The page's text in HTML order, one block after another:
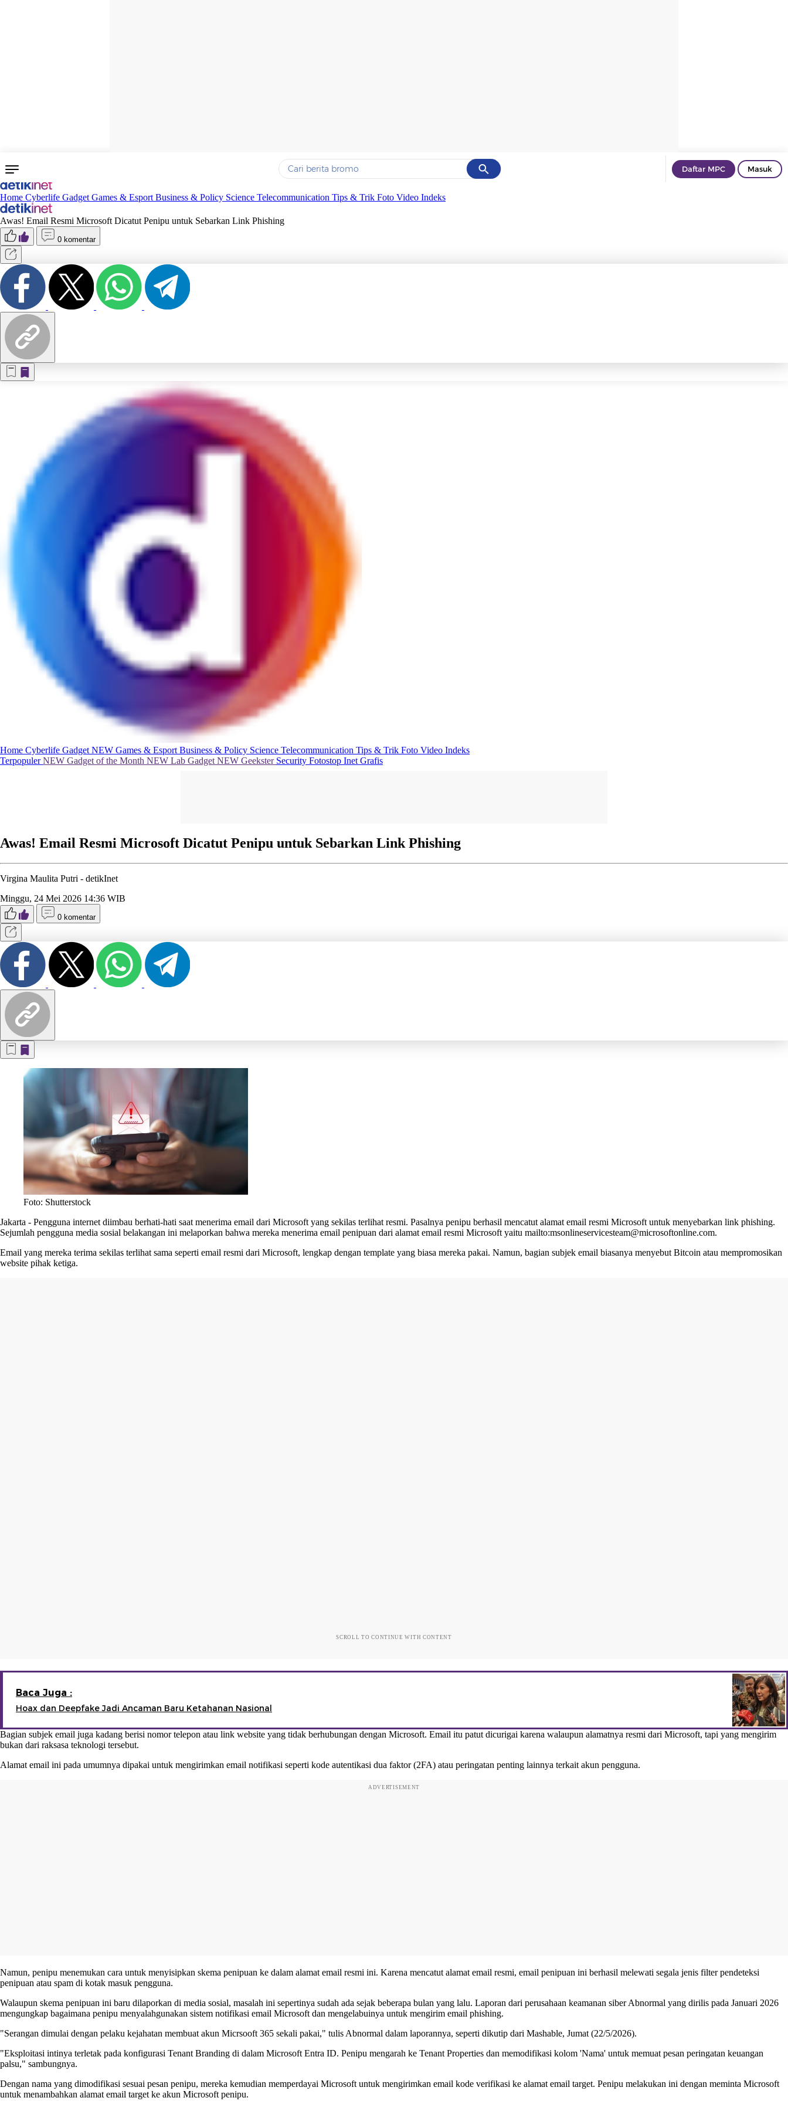
Cancel
Yang sedang ramai dicari
Terakhir yang dicari
Daftar MPC Masuk
Home Cyberlife Gadget Games & Esport Business & Policy Science Telecommunication Tips & Trik Foto Video Indeks
Awas! Email Resmi Microsoft Dicatut Penipu untuk Sebarkan Link Phishing
0 komentar
Home Cyberlife Gadget NEW Games & Esport Business & Policy Science Telecommunication Tips & Trik Foto Video Indeks
TerpopulerNEW Gadget of the Month NEW Lab Gadget NEW Geekster Security Fotostop Inet Grafis
Awas! Email Resmi Microsoft Dicatut Penipu untuk Sebarkan Link Phishing
Virgina Maulita Putri - detikInet
Minggu, 24 Mei 2026 14:36 WIB
0 komentar
Foto: Shutterstock
Jakarta - Pengguna internet diimbau berhati-hati saat menerima email dari Microsoft yang sekilas terlihat resmi. Pasalnya penipu berhasil mencatut alamat email resmi Microsoft untuk menyebarkan link phishing.
Sejumlah pengguna media sosial belakangan ini melaporkan bahwa mereka menerima email penipuan dari alamat email resmi Microsoft yaitu mailto:msonlineservicesteam@microsoftonline.com.
Email yang mereka terima sekilas terlihat sama seperti email resmi dari Microsoft, lengkap dengan template yang biasa mereka pakai. Namun, bagian subjek email biasanya menyebut Bitcoin atau mempromosikan
website pihak ketiga.
SCROLL TO CONTINUE WITH CONTENT
Baca Juga :
Hoax dan Deepfake Jadi Ancaman Baru Ketahanan Nasional
Bagian subjek email juga kadang berisi nomor telepon atau link website yang tidak berhubungan dengan Microsoft. Email itu patut dicurigai karena walaupun alamatnya resmi dari Microsoft, tapi yang mengirim
bukan dari raksasa teknologi tersebut.
Alamat email ini pada umumnya dipakai untuk mengirimkan email notifikasi seperti kode autentikasi dua faktor (2FA) atau peringatan penting lainnya terkait akun pengguna.
ADVERTISEMENT
Namun, penipu menemukan cara untuk menyisipkan skema penipuan ke dalam alamat email resmi ini. Karena mencatut alamat email resmi, email penipuan ini berhasil melewati segala jenis filter pendeteksi
penipuan atau spam di kotak masuk pengguna.
Walaupun skema penipuan ini baru dilaporkan di media sosial, masalah ini sepertinya sudah ada sejak beberapa bulan yang lalu. Laporan dari perusahaan keamanan siber Abnormal yang dirilis pada Januari 2026
mengungkap bagaimana penipu menyalahgunakan sistem notifikasi email Microsoft dan mengelabuinya untuk mengirim email phishing.
"Serangan dimulai dengan pelaku kejahatan membuat akun Micrsooft 365 sekali pakai," tulis Abnormal dalam laporannya, seperti dikutip dari Mashable, Jumat (22/5/2026).
"Eksploitasi intinya terletak pada konfigurasi Tenant Branding di dalam Microsoft Entra ID. Penipu mengarah ke Tenant Properties dan memodifikasi kolom 'Nama' untuk memuat pesan peringatan keuangan
palsu," sambungnya.
Dengan nama yang dimodifikasi sesuai pesan penipu, mereka kemudian memperdayai Microsoft untuk mengirimkan email kode verifikasi ke alamat email target. Penipu melakukan ini dengan meminta Microsoft
untuk menambahkan alamat email target ke akun Microsoft penipu.